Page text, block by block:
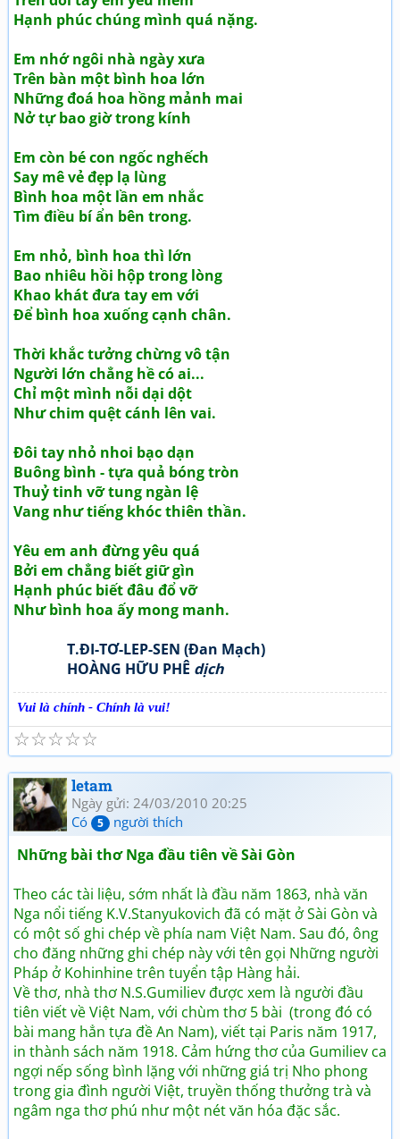
Hạnh phúc chúng mình quá nặng.
Em nhớ ngôi nhà ngày xưa
Trên bàn một bình hoa lớn
Những đoá hoa hồng mảnh mai
Nở tự bao giờ trong kính
Em còn bé con ngốc nghếch
Say mê vẻ đẹp lạ lùng
Bình hoa một lần em nhắc
Tìm điều bí ẩn bên trong.
Em nhỏ, bình hoa thì lớn
Bao nhiêu hồi hộp trong lòng
Khao khát đưa tay em với
Để bình hoa xuống cạnh chân.
Thời khắc tưởng chừng vô tận
Người lớn chẳng hề có ai...
Chỉ một mình nỗi dại dột
Như chim quệt cánh lên vai.
Đôi tay nhỏ nhoi bạo dạn
Buông bình - tựa quả bóng tròn
Thuỷ tinh vỡ tung ngàn lệ
Vang như tiếng khóc thiên thần.
Yêu em anh đừng yêu quá
Bởi em chẳng biết giữ gìn
Hạnh phúc biết đâu đổ vỡ
Như bình hoa ấy mong manh.
T.ĐI-TƠ-LEP-SEN (Đan Mạch)
HOÀNG HỮU PHÊ dịch
Vui là chính - Chính là vui!
☆
☆
☆
☆
☆
letam
Ngày gửi: 24/03/2010 20:25
Có
5 người thích
Những bài thơ Nga đầu tiên về Sài Gòn
Theo các tài liệu, sớm nhất là đầu năm 1863, nhà văn
Nga nổi tiếng K.V.Stanyukovich đã có mặt ở Sài Gòn và
có một số ghi chép về phía nam Việt Nam. Sau đó, ông
cho đăng những ghi chép này với tên gọi Những người
Pháp ở Kohinhine trên tuyển tập Hàng hải.
Về thơ, nhà thơ N.S.Gumiliev được xem là người đầu
tiên viết về Việt Nam, với chùm thơ 5 bài (trong đó có
bài mang hẳn tựa đề An Nam), viết tại Paris năm 1917,
in thành sách năm 1918. Cảm hứng thơ của Gumiliev ca
ngợi nếp sống bình lặng với những giá trị Nho phong
trong gia đình người Việt, truyền thống thưởng trà và
ngâm nga thơ phú như một nét văn hóa đặc sắc.